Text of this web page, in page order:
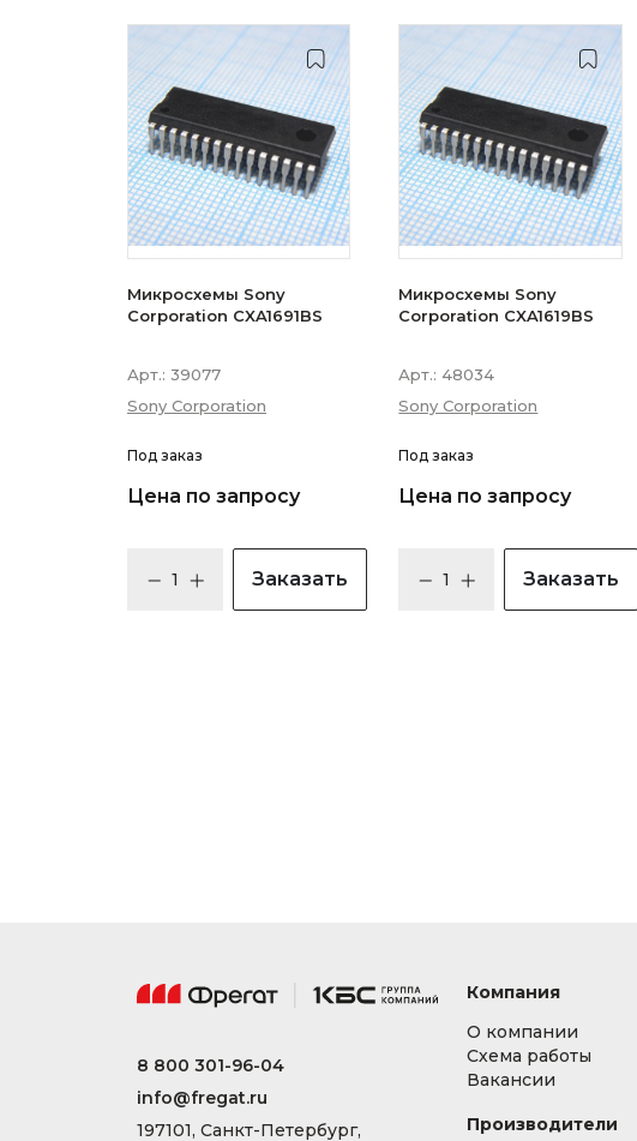
Микросхемы Sony
Corporation CXA1691BS
Арт.: 39077
Sony Corporation
Под заказ
Цена по запросу
Заказать
Микросхемы Sony
Corporation CXA1619BS
Арт.: 48034
Sony Corporation
Под заказ
Цена по запросу
Заказать
8 800 301-96-04
info@fregat.ru
197101, Санкт-Петербург,
Компания
О компании
Схема работы
Вакансии
Производители